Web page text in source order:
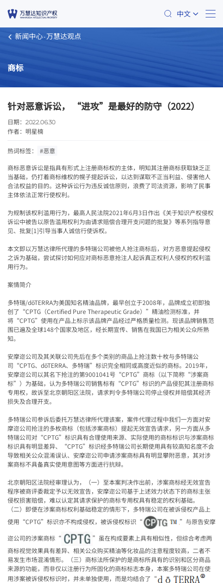
中文
新闻中心 万慧达观点
商标
针对恶意诉讼， “进攻”是最好的防守（2022）
日期： 2022.06.30
作者： 明星楠
热词标签： #恶意
商标恶意诉讼是指具有形式上注册商标权的主体，明知其注册商标获取缺乏正
当基础，仍打着商标维权的幌子提起诉讼，以达到谋取不正当利益、侵害他人
合法权益的目的。这种诉讼行为违反诚信原则，浪费了司法资源，影响了民事
主体依法正常行使权利。
为规制该权利滥用行为，最高人民法院2021年6月3日作出《关于知识产权侵权
诉讼中被告以原告滥用权利为由请求赔偿合理开支问题的批复》等系列指导意
见、批复[1]引导当事人诚信行使诉权。
本文即以万慧达律所代理的多特瑞公司被他人抢注商标后，对方恶意提起侵权
之诉为基础，尝试探讨如何应对商标恶意抢注人起诉真正权利人侵权的权利滥
用行为。
案情简介
多特瑞/dōTERRA为美国知名精油品牌，最早创立于2008年，品牌成立初即独
创了 “CPTG （Certified Pure Therapeutic Grade） ” 精油检测标准，并
将 “CPTG” 使用在产品上标示该品牌产品经过严格质量检测。现该品牌销售范
围已遍及全球148个国家及地区，经长期宣传、销售在我国已为相关公众所熟
知。
安摩迩公司及其关联公司先后在多个类别的商品上抢注数十枚与多特瑞公
司“CPTG、 dōTERRA、多特瑞” 标识完全相同或高度近似的商标。 2019年，
安摩迩公司以其名下抢注的第9001041号 “CPTG” 商标（以下简称 “涉案商
标” ）为基础，认为多特瑞公司销售标有 “CPTG” 标识的产品侵犯其注册商标
专用权，故诉至北京朝阳区法院，请求判令多特瑞公司停止侵权并赔偿其经济
损失及合理开支。
多特瑞公司参诉后委托万慧达律所代理该案，案件代理过程中我们一方面对安
摩迩公司抢注的多枚商标（包括涉案商标）提起无效宣告请求，另一方面从多
特瑞公司对“CPTG” 标识具有合理使用来源、实际使用的商标标识与涉案商标
标识具有明显差异、
“CPTG” 标识经多特瑞公司长期使用具有较高知名度不会
导致相关公众混淆误认、安摩迩公司申请涉案商标具有明显攀附恶意，其对涉
案商标不具备真实使用意图等方面进行抗辩。
北京朝阳区法院经审理认为，（一）至本案判决作出前，涉案商标经无效宣告
程序被商评委裁定予以无效宣告，安摩迩公司基于上述效力状态下的商标主张
侵权损害赔偿，难以认定其请求保护的商标专用权具有稳定的权利基础。
（二）即便在涉案商标权利基础稳定的情形下，多特瑞公司在被诉侵权产品上
使用“CPTG” 标识亦不构成侵权，被诉侵权标识 “ ” 与原告安摩
迩公司的涉案商标 “ ” 虽在构成要素上具有相似性，但综合考虑两
商标视觉效果具有差异、相关公众购买精油等化妆品的注意程度较高，二者不
易发生市场混淆情形。（三）商标法所保护的是商标所具有的识别和区分商品
来源的功能，而非仅以注册行为所固化的商标标志本身，本案多特瑞公司在使
用涉案被诉侵权标识时，并未单独使用，而是均结合了 “